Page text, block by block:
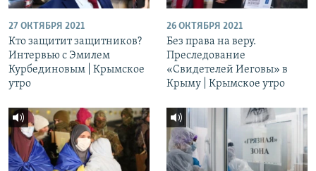
27 ОКТЯБРЯ 2021
Кто защитит защитников?
Интервью с Эмилем
Курбединовым | Крымское
утро
26 ОКТЯБРЯ 2021
Без права на веру.
Преследование
«Свидетелей Иеговы» в
Крыму | Крымское утро